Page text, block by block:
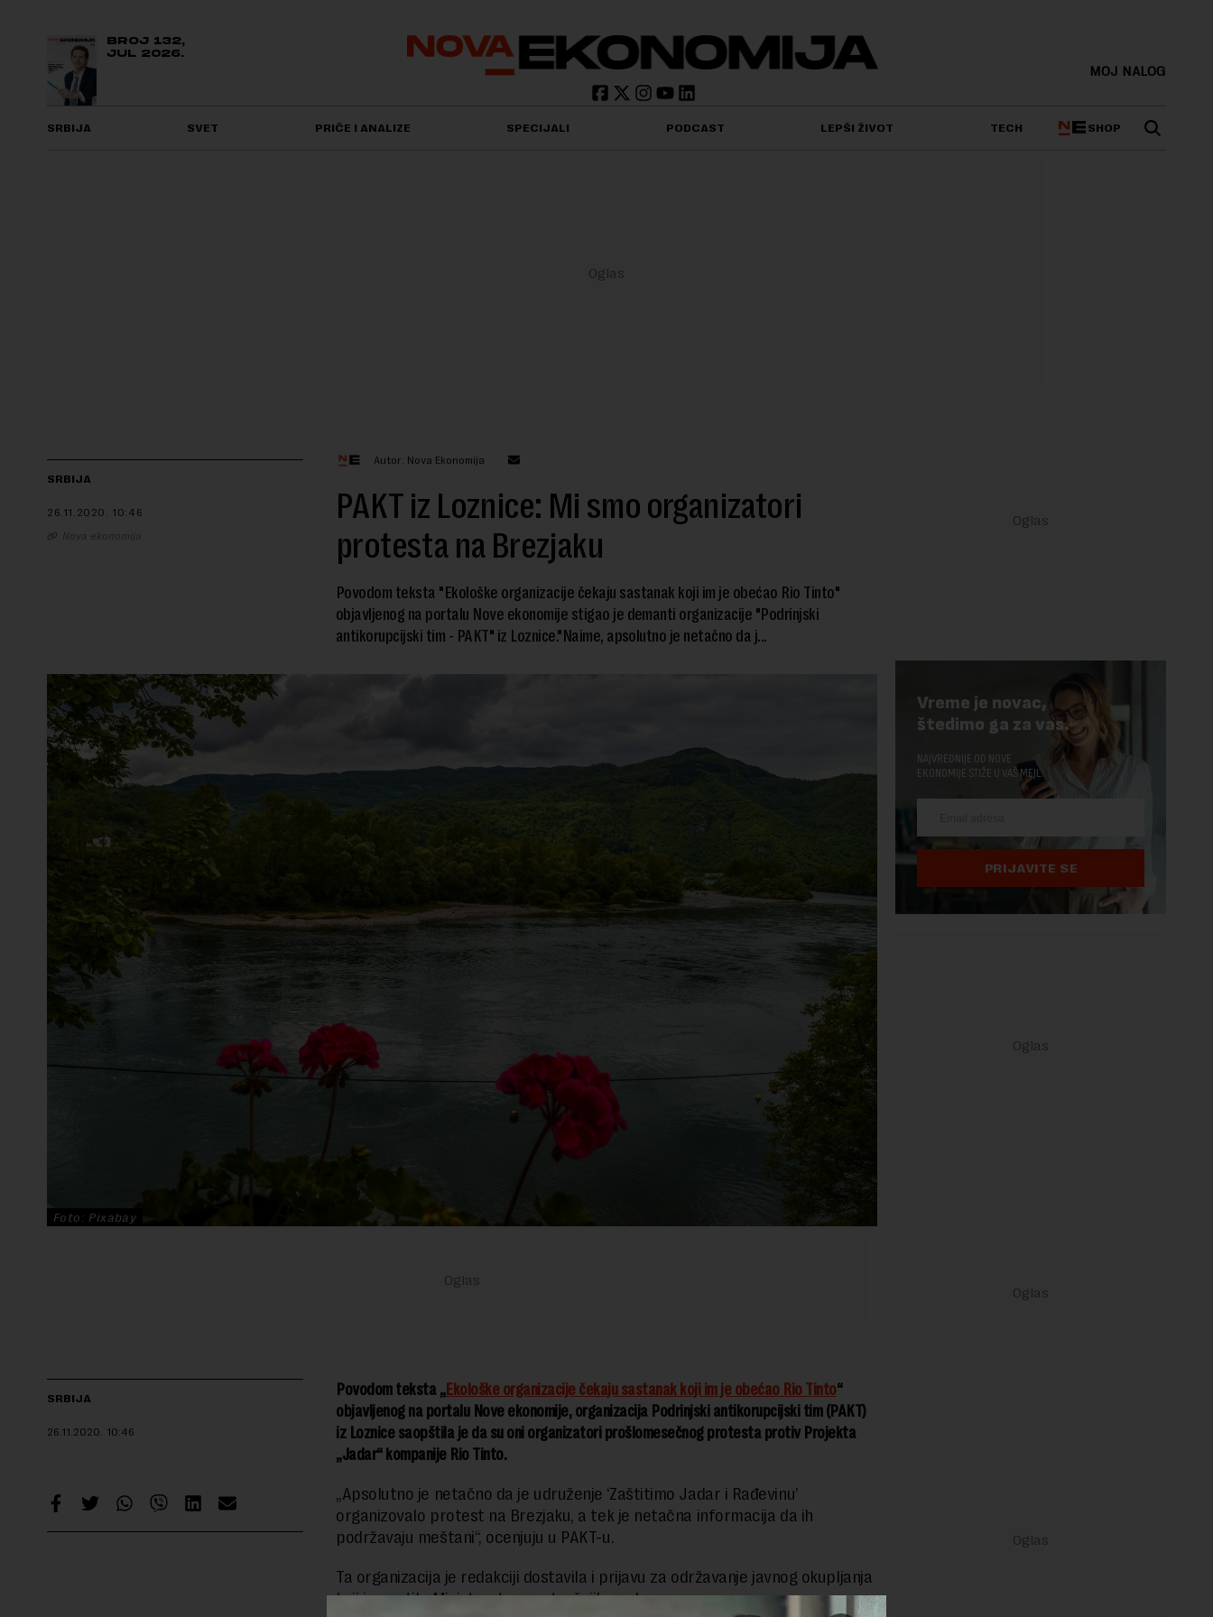
BROJ 132,
JUL 2026.
MOJ NALOG
SRBIJA SVET PRIČE I ANALIZE SPECIJALI PODCAST LEPŠI ŽIVOT TECH SHOP
SRBIJA
26.11.2020. 10:46
Nova ekonomija
Autor: Nova Ekonomija
PAKT iz Loznice: Mi smo organizatori
protesta na Brezjaku
Povodom teksta "Ekološke organizacije čekaju sastanak koji im je obećao Rio Tinto"
objavljenog na portalu Nove ekonomije stigao je demanti organizacije "Podrinjski
antikorupcijski tim - PAKT" iz Loznice."Naime, apsolutno je netačno da j...
Foto: Pixabay
SRBIJA
26.11.2020. 10:46
Povodom teksta „Ekološke organizacije čekaju sastanak koji im je obećao Rio Tinto“
objavljenog na portalu Nove ekonomije, organizacija Podrinjski antikorupcijski tim (PAKT)
iz Loznice saopštila je da su oni organizatori prošlomesečnog protesta protiv Projekta
„Jadar“ kompanije Rio Tinto.
„Apsolutno je netačno da je udruženje ‘Zaštitimo Jadar i Rađevinu’
organizovalo protest na Brezjaku, a tek je netačna informacija da ih
podržavaju meštani“, ocenjuju u PAKT-u.
Ta organizacija je redakciji dostavila i prijavu za održavanje javnog okupljanja
koji je uputila Ministarstvu unutrašnjih poslova.
Vreme je novac,
štedimo ga za vas.
NAJVREDNIJE OD NOVE
EKONOMIJE STIŽE U VAŠ MEJL.
PRIJAVITE SE